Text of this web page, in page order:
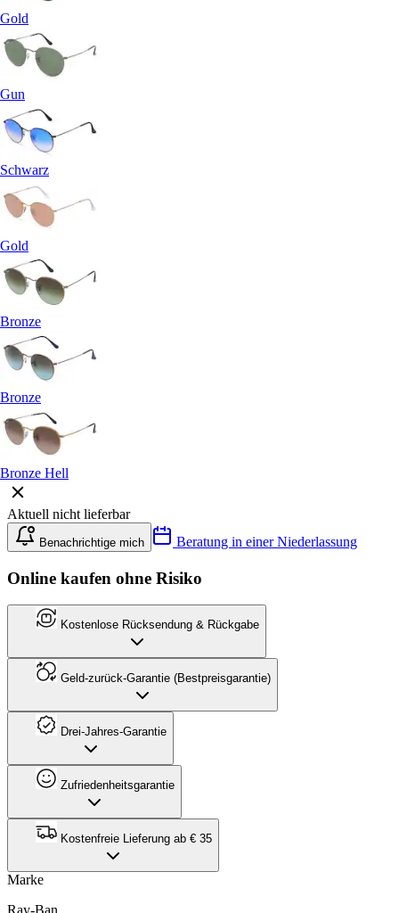
Gold
Gun
Schwarz
Gold
Bronze
Bronze
Bronze Hell
Aktuell nicht lieferbar
Benachrichtige mich Beratung in einer Niederlassung
Online kaufen ohne Risiko
Kostenlose Rücksendung & Rückgabe
Geld-zurück-Garantie (Bestpreisgarantie)
Drei-Jahres-Garantie
Zufriedenheitsgarantie
Kostenfreie Lieferung ab € 35
Marke